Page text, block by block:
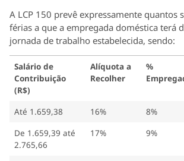
A LCP 150 prevê expressamente quantos
férias a que a empregada doméstica terá
jornada de trabalho estabelecida, sendo:
Salário de
Contribuição
(R$)
Alíquota a
Recolher
%
Até 1.659,38 16% 8%
De 1.659,39 até
2.765,66
17% 9%